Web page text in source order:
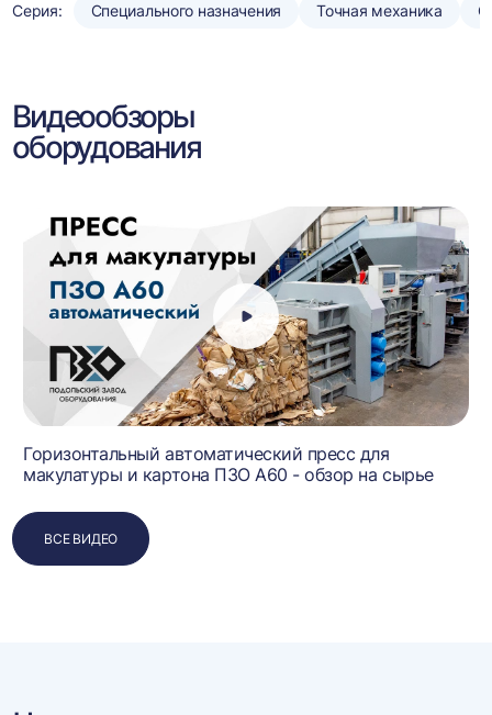
Серия: Специального назначения Точная механика
Видеообзоры
оборудования
Горизонтальный автоматический пресс для
макулатуры и картона ПЗО А60 - обзор на сырье
ВСЕ ВИДЕО